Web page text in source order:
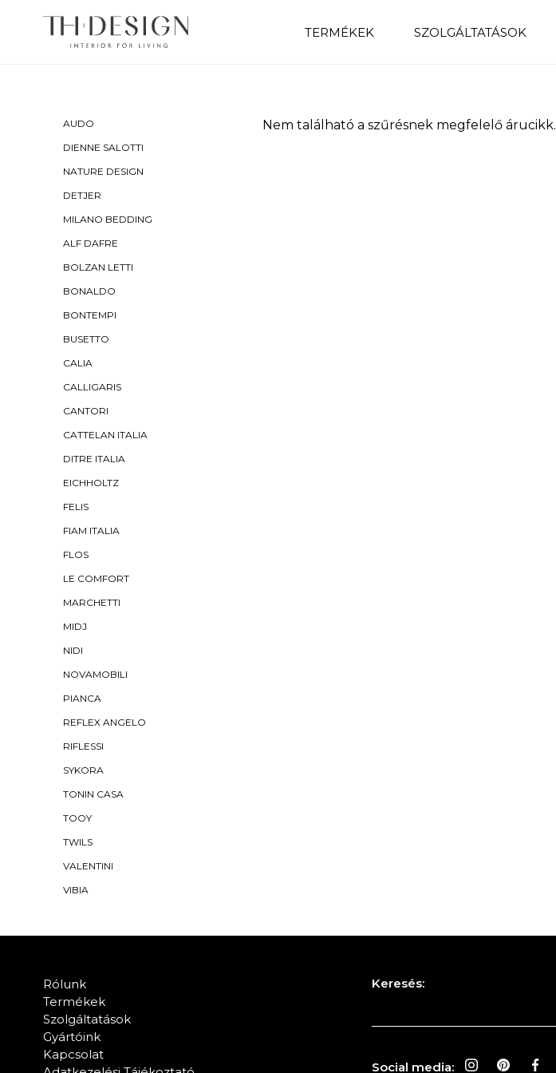
TERMÉKEK SZOLGÁLTATÁSOK
AUDO
DIENNE SALOTTI
NATURE DESIGN
DETJER
MILANO BEDDING
ALF DAFRE
BOLZAN LETTI
BONALDO
BONTEMPI
BUSETTO
CALIA
CALLIGARIS
CANTORI
CATTELAN ITALIA
DITRE ITALIA
EICHHOLTZ
FELIS
FIAM ITALIA
FLOS
LE COMFORT
MARCHETTI
MIDJ
NIDI
NOVAMOBILI
PIANCA
REFLEX ANGELO
RIFLESSI
SYKORA
TONIN CASA
TOOY
TWILS
VALENTINI
VIBIA
Nem található a szűrésnek megfelelő árucikk.
Rólunk
Termékek
Szolgáltatások
Gyártóink
Kapcsolat
Keresés:
Social media: